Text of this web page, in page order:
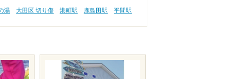
湯 大田区 切り傷 港町駅 鹿島田駅
平間駅